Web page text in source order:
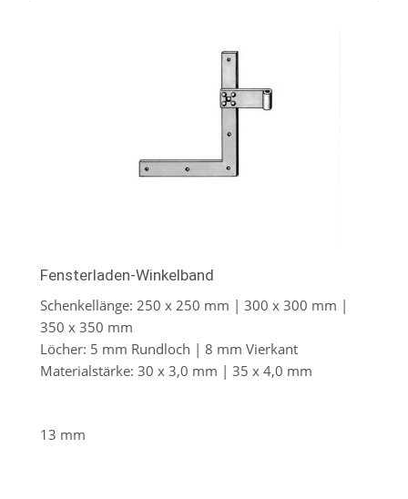
Fensterladen-Winkelband
Schenkellänge: 250 x 250 mm | 300 x 300 mm |
350 x 350 mm
Löcher: 5 mm Rundloch | 8 mm Vierkant
Materialstärke: 30 x 3,0 mm | 35 x 4,0 mm
13 mm